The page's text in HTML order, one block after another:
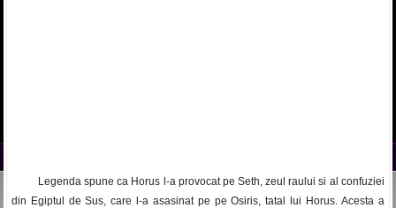
Legenda spune ca Horus l-a provocat pe Seth, zeul raului si al confuziei
din Egiptul de Sus, care l-a asasinat pe pe Osiris, tatal lui Horus. Acesta a